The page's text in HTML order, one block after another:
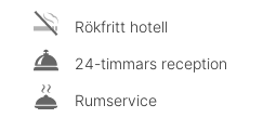
Rökfritt hotell
24-timmars reception
Rumservice